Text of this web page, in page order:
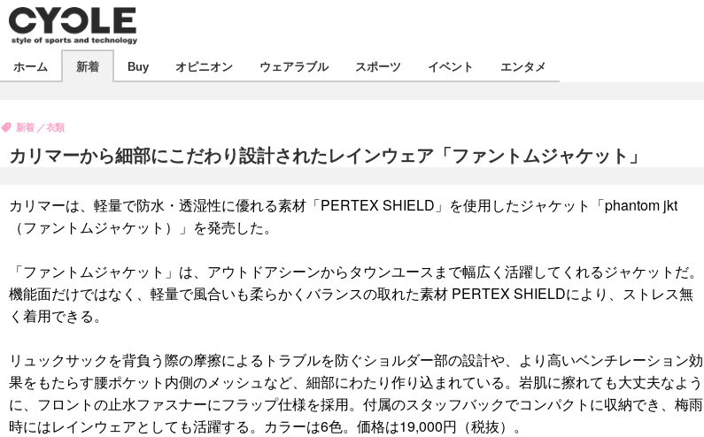
飲食
ボイス
デバイス
ビジネス
海外
スポーツ
短信
動画
イベント
ツアー
芸能
デザイン
動画
ライフ
ハウツー
ホーム 新着 Buy オピニオン ウェアラブル スポーツ イベント エンタメ
カリマーから細部にこだわり設計されたレインウェア「ファントムジャケット」
新着 衣類
カリマーは、軽量で防水・透湿性に優れる素材「PERTEX SHIELD」を使用したジャケット「phantom jkt
（ファントムジャケット）」を発売した。
「ファントムジャケット」は、アウトドアシーンからタウンユースまで幅広く活躍してくれるジャケットだ。
機能面だけではなく、軽量で風合いも柔らかくバランスの取れた素材 PERTEX SHIELDにより、ストレス無
く着用できる。
リュックサックを背負う際の摩擦によるトラブルを防ぐショルダー部の設計や、より高いベンチレーション効
果をもたらす腰ポケット内側のメッシュなど、細部にわたり作り込まれている。岩肌に擦れても大丈夫なよう
に、フロントの止水ファスナーにフラップ仕様を採用。付属のスタッフバックでコンパクトに収納でき、梅雨
時にはレインウェアとしても活躍する。カラーは6色。価格は19,000円（税抜）。